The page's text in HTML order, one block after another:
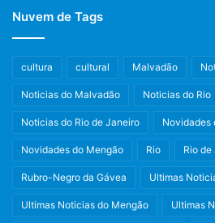
Nuvem de Tags
cultura cultural Malvadão
Noticias do Malvadão Noticias do Rio
Noticias do Rio de Janeiro Novidades
Novidades do Mengão Rio Rio
Rubro-Negro da Gávea Ultimas
Ultimas Noticias do Mengão Ultimas